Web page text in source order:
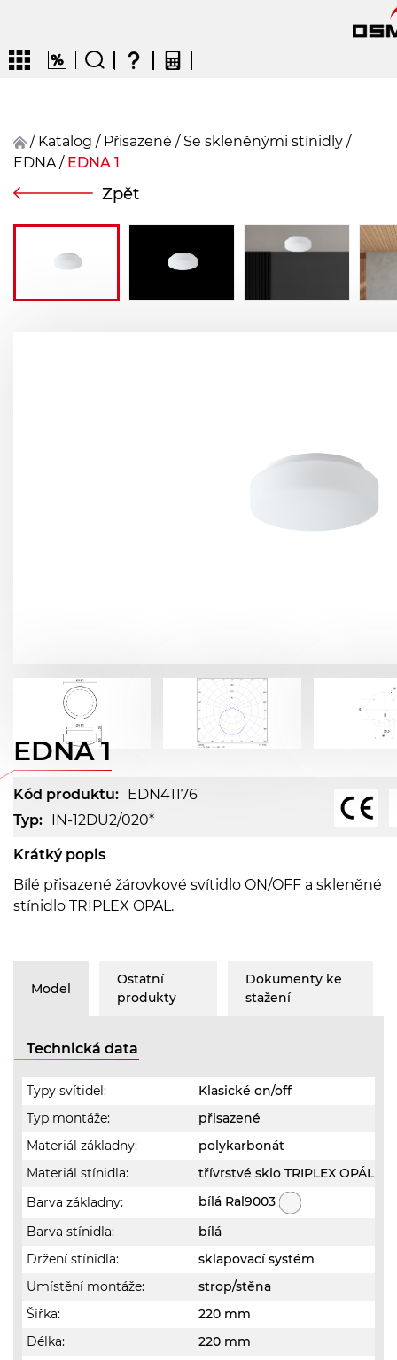
CZENDEFRFIN
/ Katalog / přisazené / Se skleněnými stínidly /
EDNA/ EDNA 1
Zpět
EDNA 1
Kód produktu: EDN41176
Typ: IN-12DU2/020*
Krátký popis
Bílé přisazené žárovkové svítidlo ON/OFF a skleněné
stínidlo TRIPLEX OPAL.
Model
Ostatní
produkty
Dokumenty ke
stažení
Technická data
Typy svítidel:
Klasické on/off
Typ montáže:
přisazené
Materiál základny:
polykarbonát
Materiál stínidla:
třívrstvé sklo TRIPLEX OPÁL
Barva základny:
bílá Ral9003
Barva stínidla:
bílá
Držení stínidla:
sklapovací systém
Umístění montáže:
strop/stěna
Šířka:
220 mm
Délka:
220 mm